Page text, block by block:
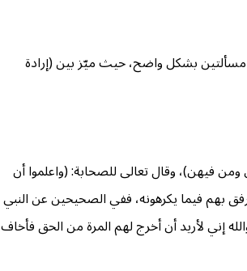
مسألتين بشكل واضح، حيث ميّز بين (إرادة
فيهن)، وقال تعالى للصحابة: (واعلموا أن
بهم فيما يكرهونه، ففي الصحيحين عن النبي
إني لأريد أن أخرج لهم المرة من الحق فأخاف